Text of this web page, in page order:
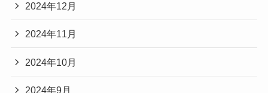
2024年12月
2024年11月
2024年10月
2024年9月